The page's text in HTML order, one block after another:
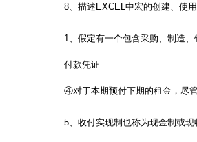
8、描述EXCEL中宏的创建、使
1、假定有一个包含采购、制造
付款凭证
④对于本期预付下期的租金，尽
5、收付实现制也称为现金制或